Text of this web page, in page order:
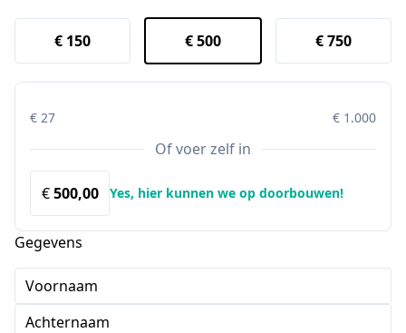
€ 150 € 500 € 750
€ 27 € 1.000
Of voer zelf in
€ Yes, hier kunnen we op doorbouwen!
Gegevens
Voornaam
Achternaam